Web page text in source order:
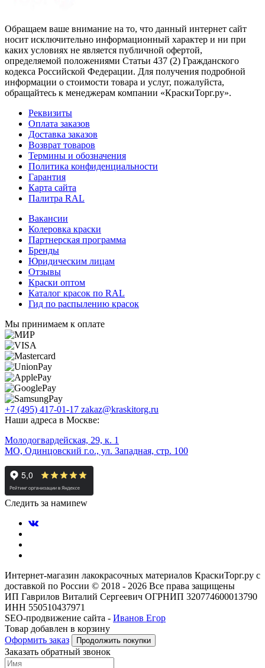
Обращаем ваше внимание на то, что данный интернет сайт
носит исключительно информационный характер и ни при
каких условиях не является публичной офертой,
определяемой положениями Статьи 437 (2) Гражданского
кодекса Российской Федерации. Для получения подробной
информации о стоимости товара и услуг, пожалуйста,
обращайтесь к менеджерам компании «КраскиТорг.ру».
Реквизиты
Оплата заказов
Доставка заказов
Возврат товаров
Термины и обозначения
Политика конфиденциальности
Гарантия
Карта сайта
Палитра RAL
Вакансии
Колеровка краски
Партнерская программа
Бренды
Юридическим лицам
Отзывы
Краски оптом
Каталог красок по RAL
Гид по распылению красок
Мы принимаем к оплате
+7 (495) 417-01-17 zakaz@kraskitorg.ru
Наши адреса в Москве:
Молодогвардейская, 29, к. 1
МО, Одинцовский г.о., ул. Западная, стр. 100
Следить за намиnew
Интернет-магазин лакокрасочных материалов КраскиТорг.ру с
доставкой по России © 2018 - 2026 Все права защищены
ИП Гаврилов Виталий Сергеевич ОГРНИП 320774600013790
ИНН 550510437971
SEO-продвижение сайта - Иванов Егор
Товар добавлен в корзину
Оформить заказ
Продолжить покупки
Заказать обратный звонок